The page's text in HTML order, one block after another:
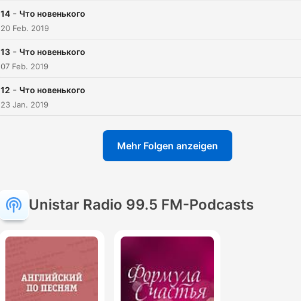
14 - Что новенького
20 Feb. 2019
13 - Что новенького
07 Feb. 2019
12 - Что новенького
23 Jan. 2019
Mehr Folgen anzeigen
Unistar Radio 99.5 FM-Podcasts